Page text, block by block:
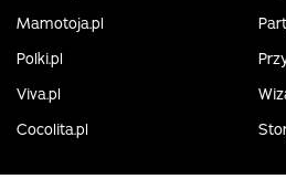
Mamotoja.pl
Polki.pl
Viva.pl
Cocolita.pl